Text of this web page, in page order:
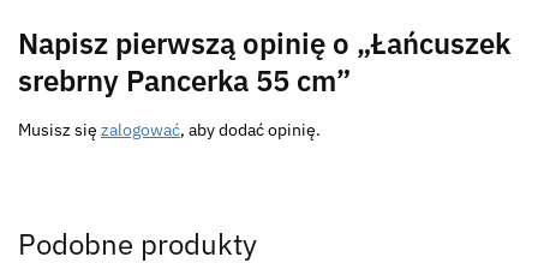
Napisz pierwszą opinię o „Łańcuszek
srebrny Pancerka 55 cm”
Musisz się zalogować, aby dodać opinię.
Podobne produkty